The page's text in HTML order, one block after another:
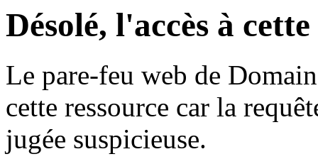
Désolé, l'accès à
Le pare-feu web de
cette ressource car la
jugée suspicieuse.